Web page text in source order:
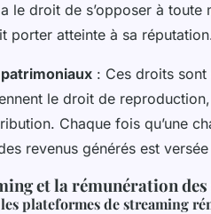
le droit de s’opposer à
porter atteinte à sa
: Ces droits
le droit de
Chaque fois qu’une
revenus générés est
et la rémunération
plateformes de streaming